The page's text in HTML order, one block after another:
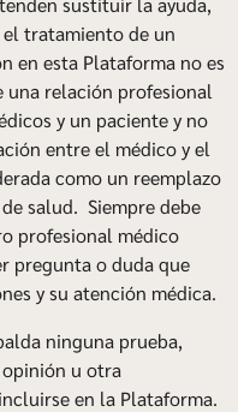
tratamiento de un
en esta Plataforma no es
relación profesional
y un paciente y no
entre el médico y el
como un reemplazo
salud. Siempre debe
profesional médico
pregunta o duda que
y su atención médica.
ninguna prueba,
u otra
en la Plataforma.